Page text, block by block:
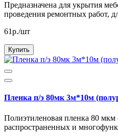
Предназначена для укрытия
проведения ремонтных работ,
61р./шт
Купить
Пленка п/э 80мк 3м*10м
Полиэтиленовая пленка 80
распространенных и